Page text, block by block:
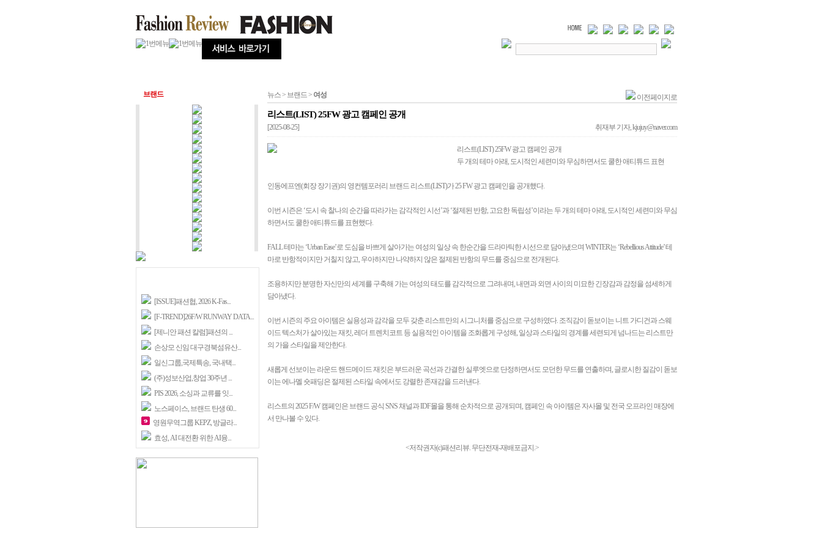
브랜드
[ISSUE]패션협, 2026 K-Fas...
[F-TREND]26F/W RUNWAY DATA...
[제니안 패션 칼럼]패션의 ...
손상모 신임 대구경북섬유산...
일신그룹,국제특송, 국내택...
(주)성보산업,창업 30주년 ...
PIS 2026, 소싱과 교류를 잇...
노스페이스, 브랜드 탄생 60...
영원무역그룹 KEPZ, 방글라...
효성, AI 대전환 위한 AI융...
뉴스 > 브랜드 > 여성 이전페이지로
리스트(LIST) 25FW 광고 캠페인 공개
[2025-08-25] 취재부 기자, kjujuy@naver.com
리스트(LIST) 25FW 광고 캠페인 공개
두 개의 테마 아래, 도시적인 세련미와 무심하면서도 쿨한 애티튜드 표현
인동에프엔(회장 장기권)의 영컨템포러리 브랜드 리스트(LIST)가 25 FW 광고 캠페인을 공개했다.
이번 시즌은 ‘도시 속 찰나의 순간을 따라가는 감각적인 시선’과 ‘절제된 반항, 고요한 독립성’이라는 두 개의 테마 아래, 도시적인 세련미와 무심
하면서도 쿨한 애티튜드를 표현했다.
FALL 테마는 ‘Urban Ease’로 도심을 바쁘게 살아가는 여성의 일상 속 한순간을 드라마틱한 시선으로 담아냈으며 WINTER는 ‘Rebellious Attitude’ 테
마로 반항적이지만 거칠지 않고, 우아하지만 나약하지 않은 절제된 반항의 무드를 중심으로 전개된다.
조용하지만 분명한 자신만의 세계를 구축해 가는 여성의 태도를 감각적으로 그려내며, 내면과 외면 사이의 미묘한 긴장감과 감정을 섬세하게
담아냈다.
이번 시즌의 주요 아이템은 실용성과 감각을 모두 갖춘 리스트만의 시그니처를 중심으로 구성하였다. 조직감이 돋보이는 니트 가디건과 스웨
이드 텍스처가 살아있는 재킷, 레더 트렌치코트 등 실용적인 아이템을 조화롭게 구성해, 일상과 스타일의 경계를 세련되게 넘나드는 리스트만
의 가을 스타일을 제안한다.
새롭게 선보이는 라운드 핸드메이드 재킷은 부드러운 곡선과 간결한 실루엣으로 단정하면서도 모던한 무드를 연출하며, 글로시한 질감이 돋보
이는 에나멜 숏패딩은 절제된 스타일 속에서도 강렬한 존재감을 드러낸다.
리스트의 2025 F/W 캠페인은 브랜드 공식 SNS 채널과 IDF몰을 통해 순차적으로 공개되며, 캠페인 속 아이템은 자사몰 및 전국 오프라인 매장에
서 만나볼 수 있다.
<저작권자(c)패션리뷰. 무단전재-재배포금지.>